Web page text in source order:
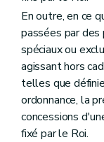
En outre, en ce
passées par
spéciaux ou
agissant hors
telles que
ordonnance, la
concessions
fixé par le Roi.